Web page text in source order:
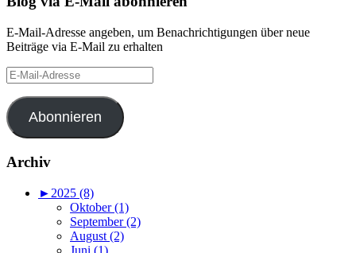
E-Mail-Adresse angeben, um Benachrichtigungen über neue
Beiträge via E-Mail zu erhalten
E-
Mail-
Adresse
Abonnieren
Archiv
► 2025 (8)
Oktober (1)
September (2)
August (2)
Juni (1)